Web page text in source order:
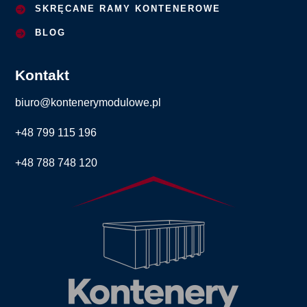
SKRĘCANE RAMY KONTENEROWE
BLOG
Kontakt
biuro@kontenerymodulowe.pl
+48 799 115 196
+48 788 748 120